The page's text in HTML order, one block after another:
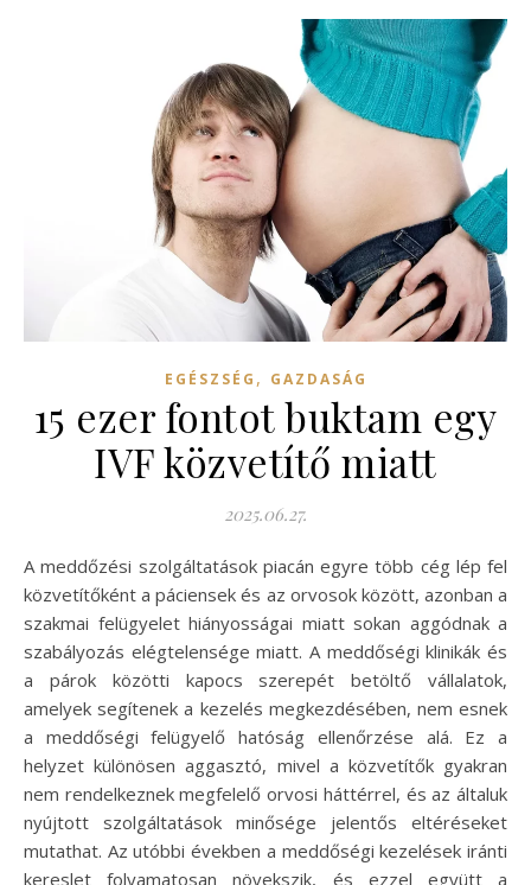
EGÉSZSÉG , GAZDASÁG
15 ezer fontot buktam egy
IVF közvetítő miatt
2025.06.27.
A meddőzési szolgáltatások piacán egyre több cég lép fel
közvetítőként a páciensek és az orvosok között, azonban a
szakmai felügyelet hiányosságai miatt sokan aggódnak a
szabályozás elégtelensége miatt. A meddőségi klinikák és
a párok közötti kapocs szerepét betöltő vállalatok,
amelyek segítenek a kezelés megkezdésében, nem esnek
a meddőségi felügyelő hatóság ellenőrzése alá. Ez a
helyzet különösen aggasztó, mivel a közvetítők gyakran
nem rendelkeznek megfelelő orvosi háttérrel, és az általuk
nyújtott szolgáltatások minősége jelentős eltéréseket
mutathat. Az utóbbi években a meddőségi kezelések iránti
kereslet folyamatosan növekszik, és ezzel együtt a